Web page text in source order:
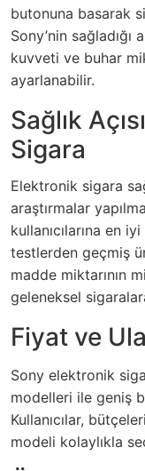
butonuna basarak
Sony’nin sağladığı
kuvveti ve buhar
ayarlanabilir.
Sağlık
Sigara
Elektronik sigara
araştırmalar
kullanıcılarına en
testlerden geçmiş
madde miktarının
geleneksel
Fiyat ve
Sony elektronik
modelleri ile geniş
Kullanıcılar,
modeli kolaylıkla